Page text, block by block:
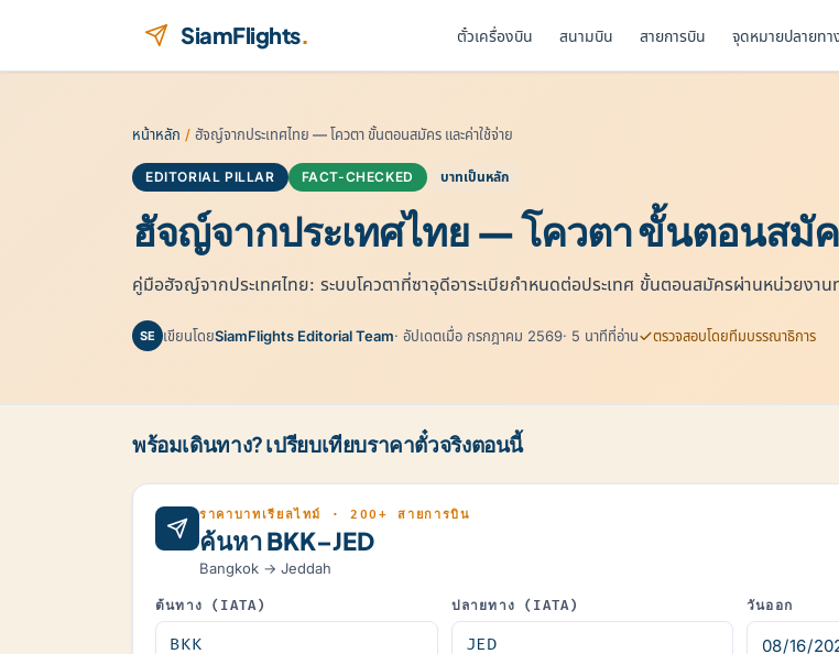
SiamFlights. ตั๋วเครื่องบิน สนามบิน สายการบิน จุดหมายปลายทา
หน้าหลัก / ฮัจญ์จากประเทศไทย — โควตา ขั้นตอนสมัคร และค่าใช้จ่าย
EDITORIAL PILLAR FACT-CHECKED บาทเป็นหลัก
ฮัจญ์จากประเทศไทย — โควตา ขั้นตอนสมั
คู่มือฮัจญ์จากประเทศไทย: ระบบโควตาที่ซาอุดีอาระเบียกำหนดต่อประเทศ ขั้นตอนสมัครผ่านหน่วยง
SE เขียนโดยSiamFlights Editorial Team· อัปเดตเมื่อ กรกฎาคม 2569· 5 นาทีที่อ่าน ตรวจสอบโดยทีมบรรณาธิการ
พร้อมเดินทาง? เปรียบเทียบราคาตั๋วจริงตอนนี้
ราคาบาทเรียลไทม์ · 200+ สายการบิน
ค้นหา BKK–JED
Bangkok → Jeddah
ต้นทาง (IATA) ปลายทาง (IATA) วันออก